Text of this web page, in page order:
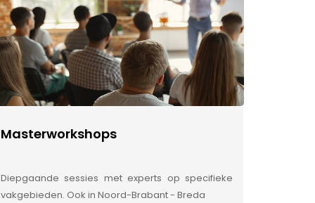
Masterworkshops
Diepgaande sessies met experts op specifieke
vakgebieden. Ook in Noord-Brabant - Breda